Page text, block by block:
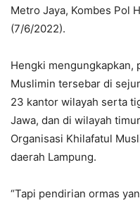
Metro Jaya, Kombes Pol
(7/6/2022).
Hengki mengungkapkan,
Muslimin tersebar di
23 kantor wilayah serta
Jawa, dan di wilayah
Organisasi Khilafatul
daerah Lampung.
“Tapi pendirian ormas